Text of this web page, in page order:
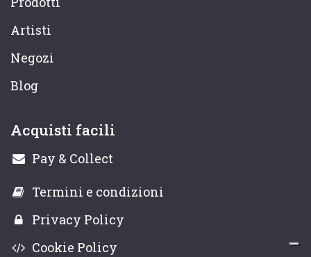
Artisti
Negozi
Blog
Acquisti facili
Pay & Collect
Termini e condizioni
Privacy Policy
Cookie Policy